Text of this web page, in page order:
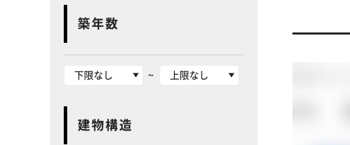
築年数
~
建物構造